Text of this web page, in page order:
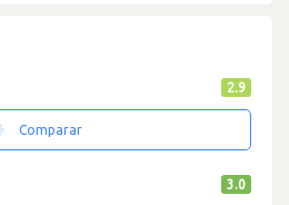
2.9
Comparar
3.0